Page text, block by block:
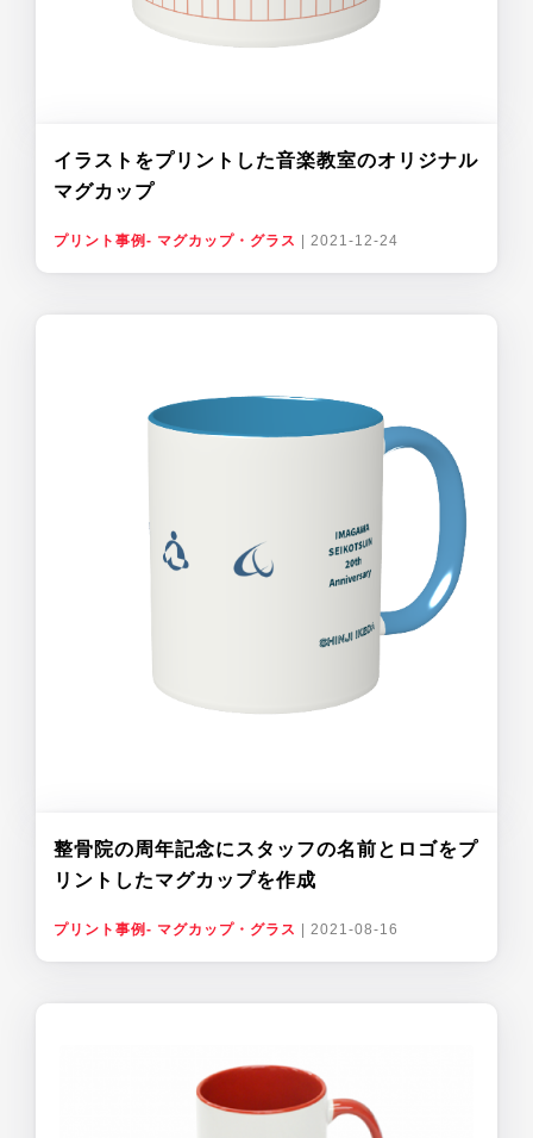
イラストをプリントした音楽教室のオリジナル
マグカップ
プリント事例- マグカップ・グラス 2021-12-24
整骨院の周年記念にスタッフの名前とロゴをプ
リントしたマグカップを作成
プリント事例- マグカップ・グラス 2021-08-16